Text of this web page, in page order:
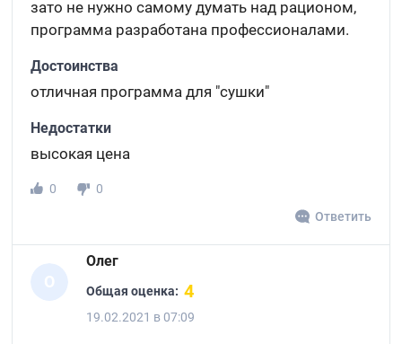
зато не нужно самому думать над рационом,
программа разработана профессионалами.
Достоинства
отличная программа для "сушки"
Недостатки
высокая цена
0
0
Ответить
О
Олег
Общая оценка: 4
19.02.2021 в 07:09